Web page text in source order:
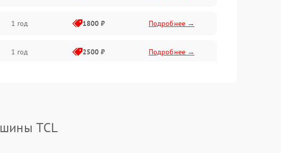
1 год 1800 ₽ Подробнее →
1 год 2500 ₽ Подробнее →
TCL